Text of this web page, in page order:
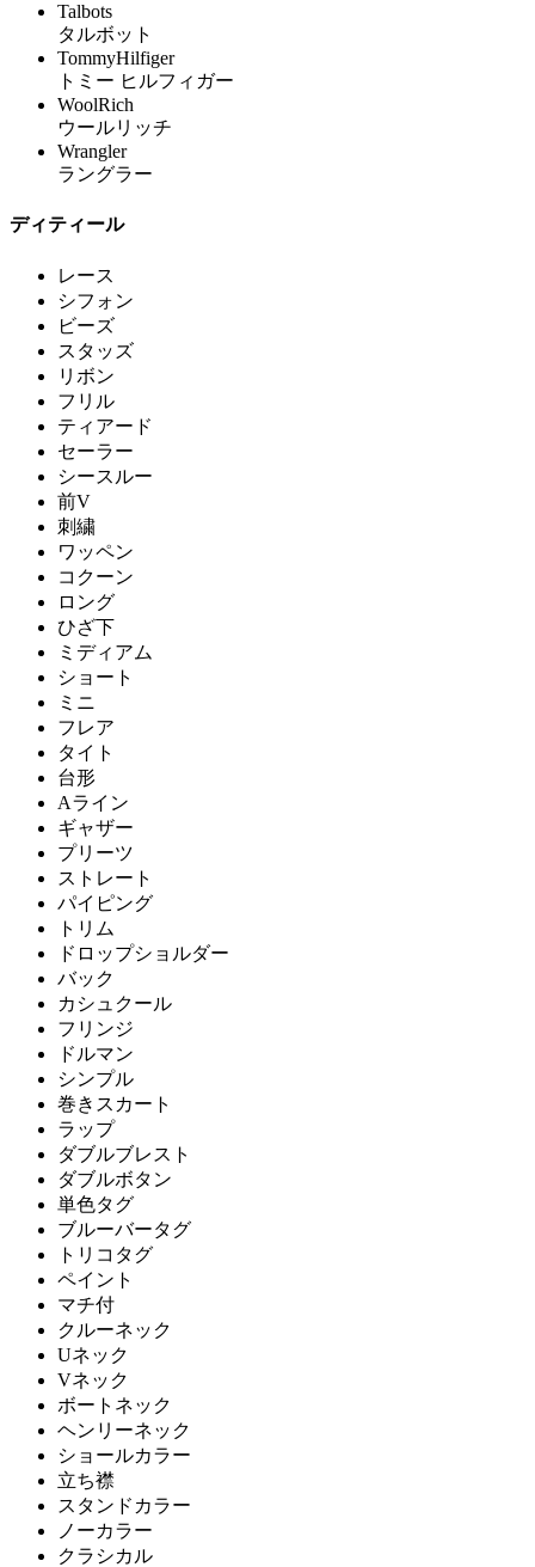
Talbots
タルボット
TommyHilfiger
トミー ヒルフィガー
WoolRich
ウールリッチ
Wrangler
ラングラー
ディティール
レース
シフォン
ビーズ
スタッズ
リボン
フリル
ティアード
セーラー
シースルー
前V
刺繍
ワッペン
コクーン
ロング
ひざ下
ミディアム
ショート
ミニ
フレア
タイト
台形
Aライン
ギャザー
プリーツ
ストレート
パイピング
トリム
ドロップショルダー
バック
カシュクール
フリンジ
ドルマン
シンプル
巻きスカート
ラップ
ダブルブレスト
ダブルボタン
単色タグ
ブルーバータグ
トリコタグ
ペイント
マチ付
クルーネック
Uネック
Vネック
ボートネック
ヘンリーネック
ショールカラー
立ち襟
スタンドカラー
ノーカラー
クラシカル